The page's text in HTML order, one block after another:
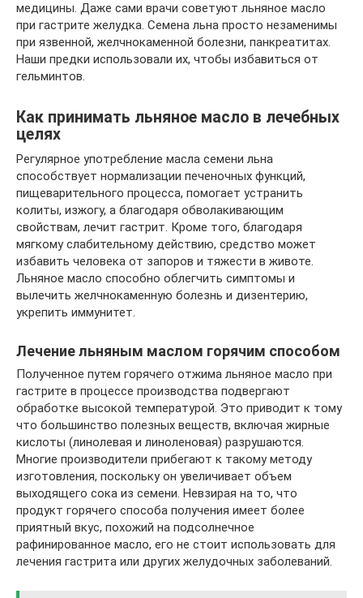
медицины. Даже сами врачи советуют льняное масло
при гастрите желудка. Семена льна просто незаменимы
при язвенной, желчнокаменной болезни, панкреатитах.
Наши предки использовали их, чтобы избавиться от
гельминтов.
Как принимать льняное масло в лечебных
целях
Регулярное употребление масла семени льна
способствует нормализации печеночных функций,
пищеварительного процесса, помогает устранить
колиты, изжогу, а благодаря обволакивающим
свойствам, лечит гастрит. Кроме того, благодаря
мягкому слабительному действию, средство может
избавить человека от запоров и тяжести в животе.
Льняное масло способно облегчить симптомы и
вылечить желчнокаменную болезнь и дизентерию,
укрепить иммунитет.
Лечение льняным маслом горячим способом
Полученное путем горячего отжима льняное масло при
гастрите в процессе производства подвергают
обработке высокой температурой. Это приводит к тому
что большинство полезных веществ, включая жирные
кислоты (линолевая и линоленовая) разрушаются.
Многие производители прибегают к такому методу
изготовления, поскольку он увеличивает объем
выходящего сока из семени. Невзирая на то, что
продукт горячего способа получения имеет более
приятный вкус, похожий на подсолнечное
рафинированное масло, его не стоит использовать для
лечения гастрита или других желудочных заболеваний.